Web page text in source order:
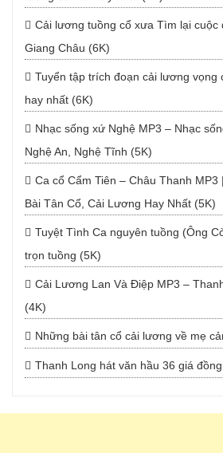
Cải lương tuồng cổ xưa Tìm lại cuộc
Giang Châu (6K)
Tuyển tập trích đoạn cải lương vọng
hay nhất (6K)
Nhạc sống xứ Nghệ MP3 – Nhạc
Nghệ An, Nghệ Tĩnh (5K)
Ca cổ Cẩm Tiên – Châu Thanh MP3
Bài Tân Cổ, Cải Lương Hay Nhất (5K)
Tuyệt Tình Ca nguyên tuồng (Ông
trọn tuồng (5K)
Cải Lương Lan Và Điệp MP3 –
(4K)
Những bài tân cổ cải lương về mẹ
Thanh Long hát văn hầu 36 giá